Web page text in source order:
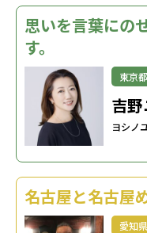
思いを言葉にの
す。
東京
吉
ヨシノ
名古屋と名古屋
愛知